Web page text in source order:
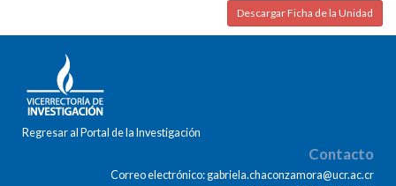
Descargar Ficha de la Unidad
Regresar al Portal de la Investigación
Contacto
Correo electrónico: gabriela.chaconzamora@ucr.ac.cr